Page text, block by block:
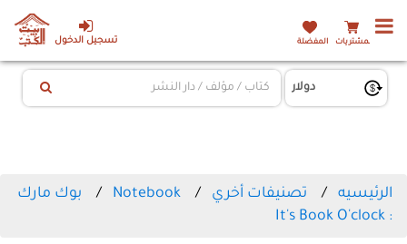
تسجيل الدخول المشتريات المفضلة
الرئيسيه تصنيفات أخري Notebook
بوك مارك
: It's Book O'clock